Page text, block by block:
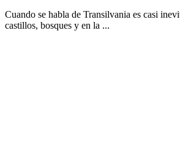
Cuando se habla de Transilvania es casi
castillos, bosques y en la ...